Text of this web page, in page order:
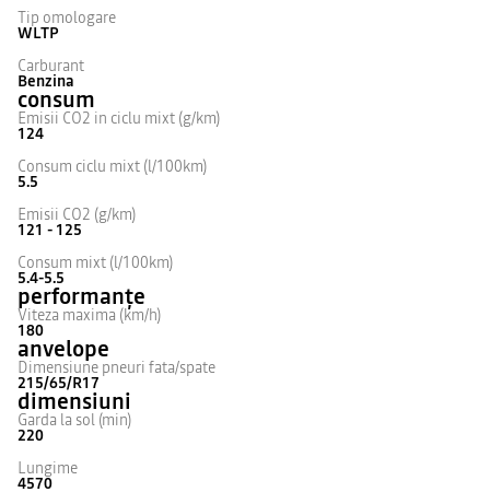
Tip omologare
WLTP
Carburant
Benzina
consum
Emisii CO2 in ciclu mixt (g/km)
124
Consum ciclu mixt (l/100km)
5.5
Emisii CO2 (g/km)
121 - 125
Consum mixt (l/100km)
5.4-5.5
performanțe
Viteza maxima (km/h)
180
anvelope
Dimensiune pneuri fata/spate
215/65/R17
dimensiuni
Garda la sol (min)
220
Lungime
4570